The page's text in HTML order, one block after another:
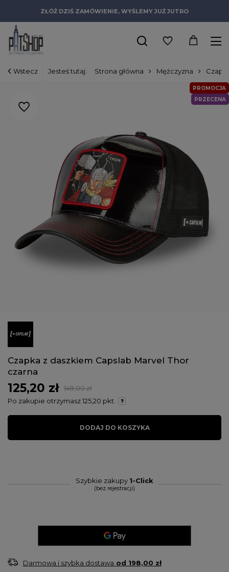
ZŁÓŻ DZIŚ ZAMÓWIENIE, WYŚLEMY JUŻ JUTRO
Wstecz Jesteś tutaj: Strona główna Mężczyzna Czapki
PROMOCJA
PRZECENA
Czapka z daszkiem Capslab Marvel Thor
czarna
125,20 zł
149,00 zł
Po zakupie otrzymasz125,20 pkt.
DODAJ DO KOSZYKA
Szybkie zakupy 1-Click
(bez rejestracji)
Darmowa i szybka dostawa od 198,00 zł